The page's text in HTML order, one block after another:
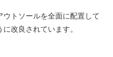
トソールを全面に配置して
改良されています。